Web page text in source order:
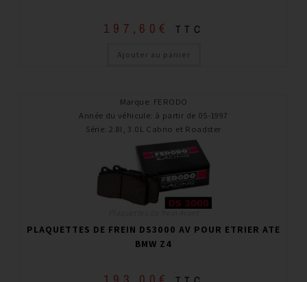
197,60 € TTC
Ajouter au panier
Marque: FERODO
Année du véhicule: à partir de 05-1997
Série:2.8l, 3.0L Cabrio et Roadster
PLAQUETTES DE FREIN DS3000 AV POUR ETRIER ATE
BMW Z4